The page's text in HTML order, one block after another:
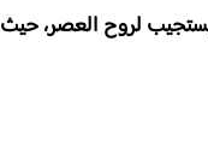
لروح العصر، حيث